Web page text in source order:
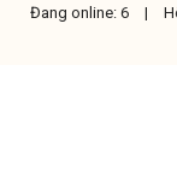
Đang online: 6
|